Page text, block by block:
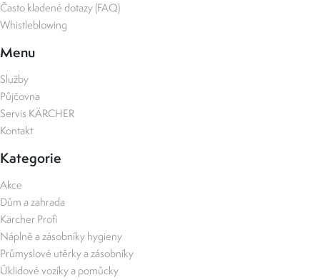
Často kladené dotazy (FAQ)
Whistleblowing
Menu
Služby
Půjčovna
Servis KÄRCHER
Kontakt
Kategorie
Akce
Dům a zahrada
Kärcher Profi
Náplně a zásobníky hygieny
Průmyslové utěrky a zásobníky
Úklidové vozíky a pomůcky